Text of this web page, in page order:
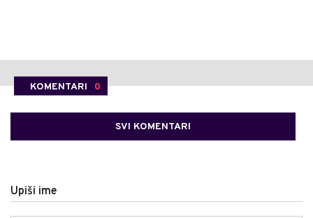
KOMENTARI 0
SVI KOMENTARI
Upiši ime